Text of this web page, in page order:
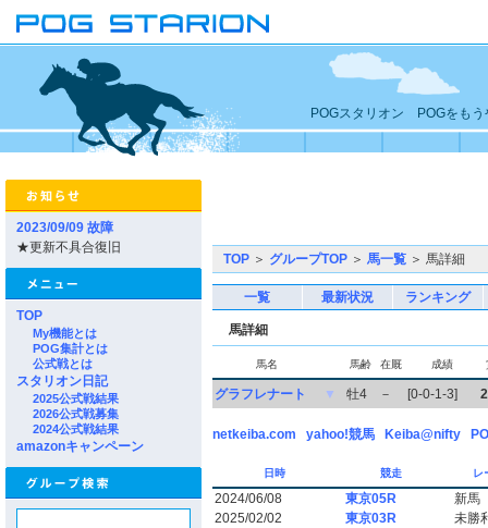
POGスタリオン POGをもう
2023/09/09 故障
★更新不具合復旧
TOP
My機能とは
POG集計とは
公式戦とは
スタリオン日記
2025公式戦結果
2026公式戦募集
2024公式戦結果
amazonキャンペーン
TOP ＞ グループTOP ＞ 馬一覧 ＞ 馬詳細
一覧 最新状況 ランキング
馬詳細
馬名 馬齢 在厩 成績
グラフレナート ▼ 牡4 － [0-0-1-3]
netkeiba.com yahoo!競馬 Keiba@nifty
日時 競走 レ
2024/06/08 東京05R
新馬
2025/02/02
東京03R
未勝